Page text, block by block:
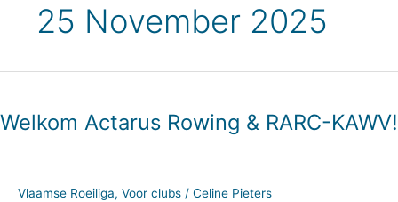
25 November 2025
Welkom Actarus Rowing & RARC-KAWV!
Vlaamse Roeiliga, Voor clubs / Celine Pieters
Rowing